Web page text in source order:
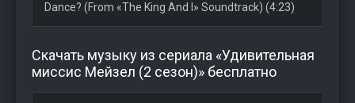
Dance? (From «The King And I» Soundtrack) (4:23)
Скачать музыку из сериала «Удивительная
миссис Мейзел (2 сезон)» бесплатно